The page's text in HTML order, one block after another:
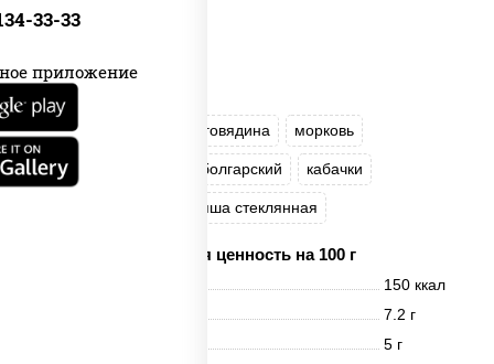
33-33
приложение
масло растительное говядина морковь
лук репчатый перец болгарский кабачки
лапша стеклянная
Пищевая ценность на 100 г
150 ккал
7.2 г
5 г